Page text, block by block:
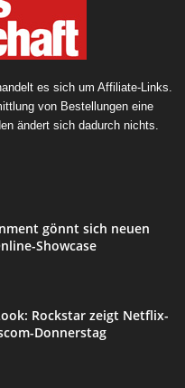
es sich um Affiliate-Links.
von Bestellungen eine
ändert sich dadurch nichts.
gönnt sich neuen
Showcase
Rockstar zeigt Netflix-
Donnerstag